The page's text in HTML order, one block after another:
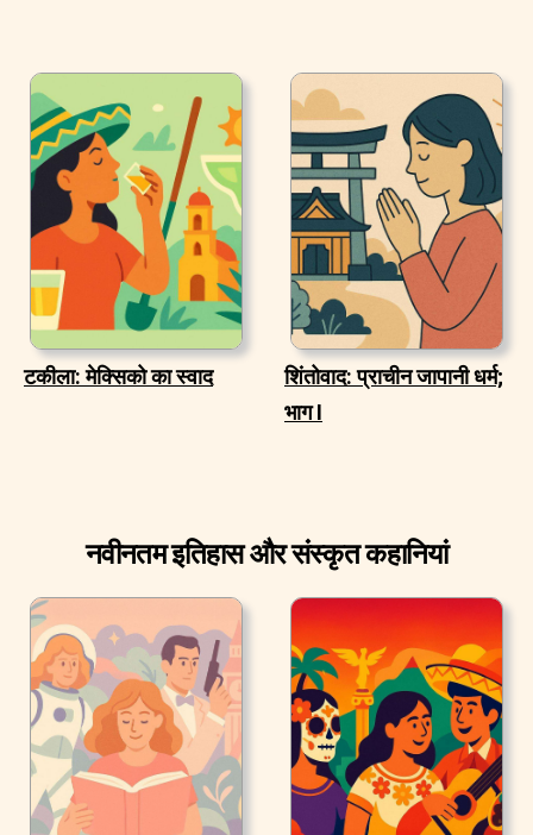
टकीला: मेक्सिको का स्वाद
शिंतोवाद: प्राचीन जापानी धर्म;
भाग I
नवीनतम इतिहास और संस्कृत कहानियां